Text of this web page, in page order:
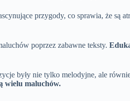
przygody, co sprawia, że
poprzez zabawne teksty.
były nie tylko melodyjne, ale
wielu maluchów.